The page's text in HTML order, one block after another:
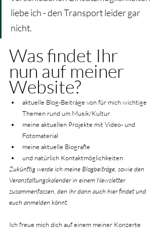
liebe ich - den Transport leider gar
nicht.
Was findet Ihr
nun auf meiner
Website?
aktuelle Blog-Beiträge von für mich wichtige
Themen rund um Musik/Kultur
meine aktuellen Projekte mit Video- und
Fotomaterial
meine aktuelle Biografie
und natürlich Kontaktmöglichkeiten
Zukünftig werde ich meine Blogbeiträge, sowie den
Veranstaltungskalender in einem Newsletter
zusammenfassen, den ihr dann auch hier findet und
euch anmelden könnt.
Ich freue mich dich auf einem meiner Konzerte